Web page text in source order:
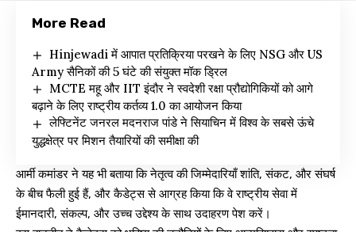
More Read
Hinjewadi में आपात प्रतिक्रिया परखने के लिए NSG और US
Army सैनिकों की 5 घंटे की संयुक्त मॉक ड्रिल
MCTE महू और IIT इंदौर ने स्वदेशी रक्षा प्रौद्योगिकियों को आगे
बढ़ाने के लिए राष्ट्रीय कर्तव्य 1.0 का आयोजन किया
लेफ्टिनेंट जनरल मदनराज पांडे ने सियाचिन में विश्व के सबसे ऊंचे
युद्धक्षेत्र पर मिशन तैयारियों की समीक्षा की
आर्मी कमांडर ने यह भी बताया कि नेतृत्व की जिम्मेदारियाँ शांति, संकट, और संघर्ष
के बीच फैली हुई हैं, और कैडेट्स से आग्रह किया कि वे राष्ट्रीय सेवा में
ईमानदारी, संकल्प, और उच्च उद्देश्य के साथ उदाहरण पेश करें।